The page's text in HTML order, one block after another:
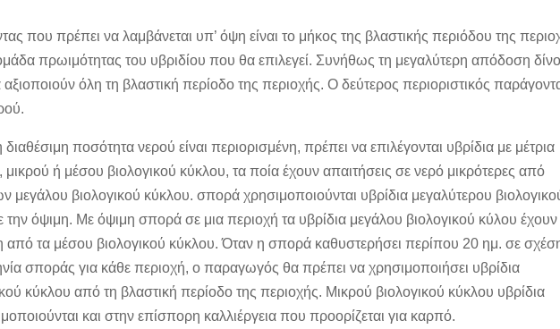
που πρέπει να λαμβάνεται υπ’ όψη είναι το μήκος της βλαστικής περιόδου της
πρωιμότητας του υβριδίου που θα επιλεγεί. Συνήθως τη μεγαλύτερη απόδοση
αξιοποιούν όλη τη βλαστική περίοδο της περιοχής. Ο δεύτερος περιοριστικός
ποσότητα νερού είναι περιορισμένη, πρέπει να επιλέγονται υβρίδια με μέτρια
μικρού ή μέσου βιολογικού κύκλου, τα ποία έχουν απαιτήσεις σε νερό μικρότερες από
μεγάλου βιολογικού κύκλου. σπορά χρησιμοποιούνται υβρίδια μεγαλύτερου
όψιμη. Με όψιμη σπορά σε μια περιοχή τα υβρίδια μεγάλου βιολογικού κύλου έχουν
από τα μέσου βιολογικού κύκλου. Όταν η σπορά καθυστερήσει περίπου 20 ημ. σε
σποράς για κάθε περιοχή, ο παραγωγός θα πρέπει να χρησιμοποιήσει υβρίδια
κύκλου από τη βλαστική περίοδο της περιοχής. Μικρού βιολογικού κύκλου υβρίδια
και στην επίσπορη καλλιέργεια που προορίζεται για καρπό.